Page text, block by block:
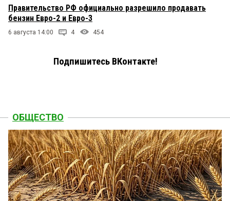
Правительство РФ официально разрешило продавать
бензин Евро-2 и Евро-3
6 августа 14:00 4 454
Подпишитесь ВКонтакте!
ОБЩЕСТВО